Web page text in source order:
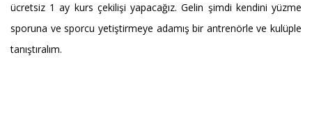
ücretsiz 1 ay kurs çekilişi yapacağız. Gelin şimdi kendini yüzme
sporuna ve sporcu yetiştirmeye adamış bir antrenörle ve kulüple
tanıştıralım.